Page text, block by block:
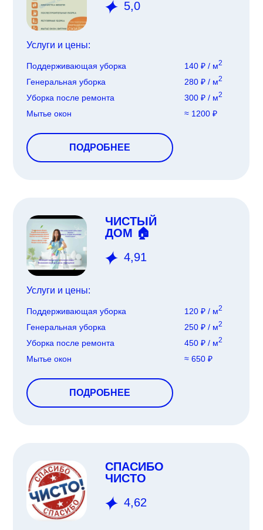
Поддерживающая уборка
Генеральная уборка
Уборка после ремонта
Мытье окон
140 ₽ / м2
280 ₽ / м2
300 ₽ / м2
≈ 1200 ₽
Поддерживающая уборка
Генеральная уборка
Уборка после ремонта
Мытье окон
120 ₽ / м2
250 ₽ / м2
450 ₽ / м2
≈ 650 ₽
Услуги и цены:
5,0
ПОДРОБНЕЕ
ЧИСТЫЙ
ДОМ 🏠
Услуги и цены:
4,91
ПОДРОБНЕЕ
СПАСИБО
ЧИСТО
4,62